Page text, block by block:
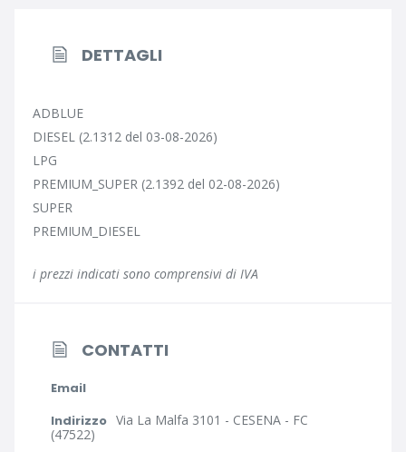
DETTAGLI
ADBLUE
DIESEL (2.1312 del 03-08-2026)
LPG
PREMIUM_SUPER (2.1392 del 02-08-2026)
SUPER
PREMIUM_DIESEL
i prezzi indicati sono comprensivi di IVA
CONTATTI
Email
Indirizzo Via La Malfa 3101 - CESENA - FC
(47522)